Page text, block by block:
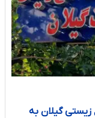
زیستی گیلان به